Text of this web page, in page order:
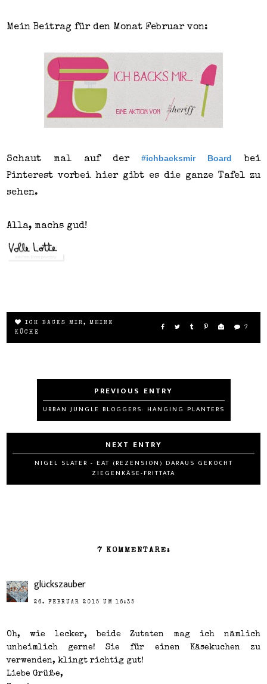
Mein Beitrag für den Monat Februar von:
Schaut mal auf der#ichbacksmir Board bei
Pinterest vorbei hier gibt es die ganze Tafel zu
sehen.
Alla, machs gud!
ICH BACKS MIR,MEINE
KÜCHE
7
URBAN JUNGLE BLOGGERS: HANGING PLANTERS
NIGEL SLATER - EAT (REZENSION) DARAUS GEKOCHT
ZIEGENKÄSE-FRITTATA
7 KOMMENTARE:
glückszauber
26. FEBRUAR 2015 UM 16:35
Oh, wie lecker, beide Zutaten mag ich nämlich
unheimlich gerne! Sie für einen Käsekuchen zu
verwenden, klingt richtig gut!
Liebe Grüße,